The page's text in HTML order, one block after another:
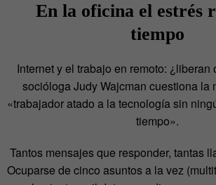
En la oficina el estrés
tiempo
Internet y el trabajo en remoto:
socióloga Judy Wajcman cuestiona la
«trabajador atado a la tecnología sin
tiempo».
Tantos mensajes que responder, tantas
Ocuparse de cinco asuntos a la vez